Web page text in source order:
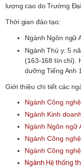
lượng cao do Trường
Thời gian đào tạo:
Ngành Ngôn ngữ
Ngành Thú y: 5
(163-168 tín chỉ).
dưỡng Tiếng Anh
Giới thiệu chi tiết các
Ngành Công
Ngành Kinh
Ngành Ngôn ngữ
Ngành Công
Ngành Công
Ngành Hệ thống